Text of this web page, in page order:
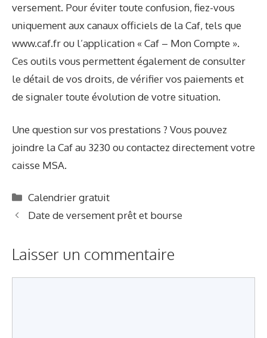
versement. Pour éviter toute confusion, fiez-vous
uniquement aux canaux officiels de la Caf, tels que
www.caf.frou l’application « Caf – Mon Compte ».
Ces outils vous permettent également de consulter
le détail de vos droits, de vérifier vos paiements et
de signaler toute évolution de votre situation.
Une question sur vos prestations ? Vous pouvez
joindre la Caf au 3230 ou contactez directement votre
caisse MSA.
C
a
g
Calendrier gratuit
Date de versement prêt et bourse
Laisser un commentaire